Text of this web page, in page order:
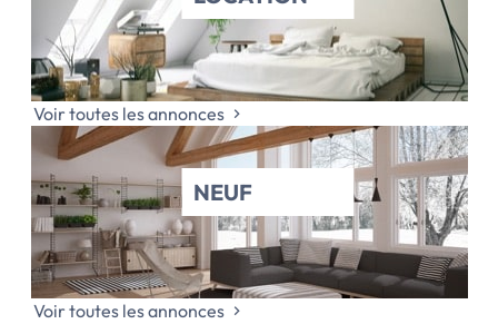
Voir toutes les annonces
NEUF
Voir toutes les annonces